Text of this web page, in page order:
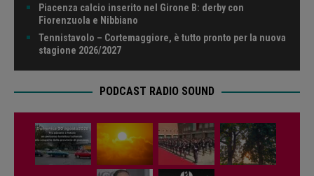
Piacenza calcio inserito nel Girone B: derby con
Fiorenzuola e Nibbiano
Tennistavolo – Cortemaggiore, è tutto pronto per la nuova
stagione 2026/2027
PODCAST RADIO SOUND